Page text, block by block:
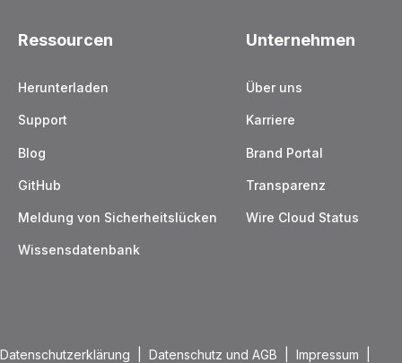
Ressourcen
Herunterladen
Support
Blog
GitHub
Meldung von Sicherheitslücken
Wissensdatenbank
Unternehmen
Über uns
Karriere
Brand Portal
Transparenz
Wire Cloud Status
Datenschutzerklärung Datenschutz und AGB Impressum